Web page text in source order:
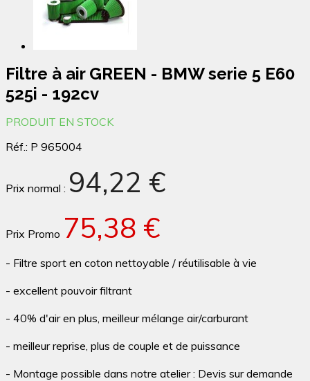
Filtre à air GREEN - BMW serie 5 E60
525i - 192cv
PRODUIT EN STOCK
Réf.: P 965004
Prix normal : 94,22 €
Prix Promo 75,38 €
- Filtre sport en coton nettoyable / réutilisable à vie
- excellent pouvoir filtrant
- 40% d'air en plus, meilleur mélange air/carburant
- meilleur reprise, plus de couple et de puissance
- Montage possible dans notre atelier : Devis sur demande